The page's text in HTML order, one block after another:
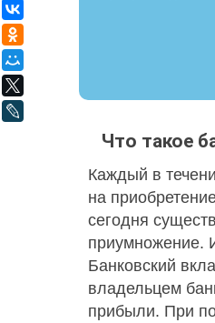
Что такое
Каждый в
на
сегодня
приумножение.
Банковский
владельцем
прибыли. При